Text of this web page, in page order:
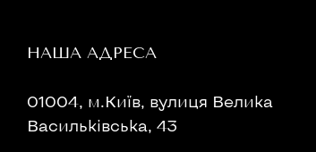
НАША АДРЕСА
01004, м.Київ, вулиця Велика
Васильківська, 43